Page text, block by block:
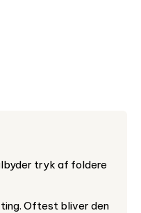
tryk af foldere
ting. Oftest bliver den